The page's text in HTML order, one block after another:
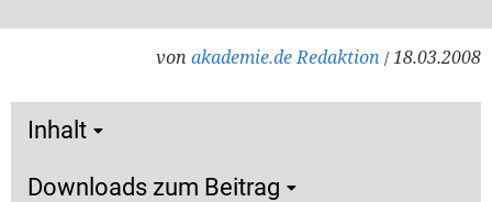
von akademie.de Redaktion / 18.03.2008
Inhalt
Downloads zum Beitrag